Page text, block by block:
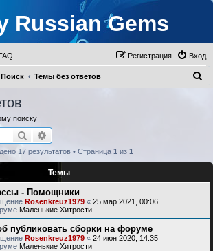
Russian Gems
Вход
Регистрация
Поиск Темы без ответов
поиску
Поиск
17 результатов • Страница 1 из 1
Темы
- Помощники
Rosenkreuz1979 « 25 мар 2021, 00:06
Маленькие Хитрости
публиковать сборки на форуме
Rosenkreuz1979 « 24 июн 2020, 14:35
Маленькие Хитрости